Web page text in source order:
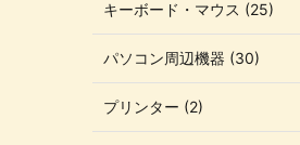
キーボード・マウス (25)
パソコン周辺機器 (30)
プリンター (2)